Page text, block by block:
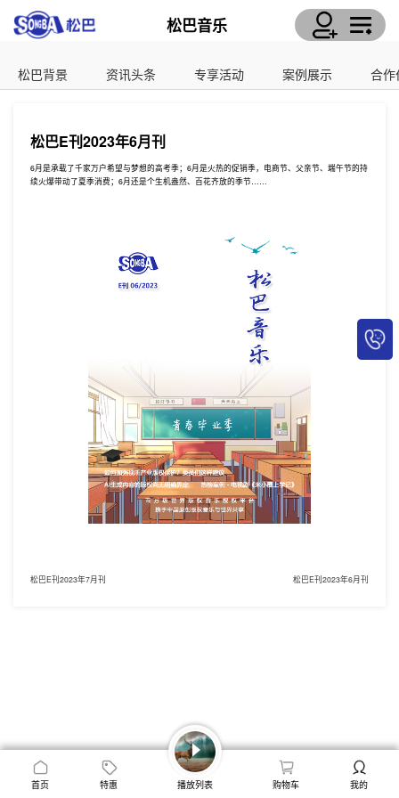
松巴音乐
松巴背景 资讯头条 专享活动 案例展示 合作
松巴E刊2023年6月刊
6月是承载了千家万户希望与梦想的高考季；6月是火热的促销季，电商节、父亲节、端午节的持
续火爆带动了夏季消费；6月还是个生机盎然、百花齐放的季节……
松巴E刊2023年7月刊 松巴E刊2023年6月刊
首页 特惠 播放列表 购物车 我的